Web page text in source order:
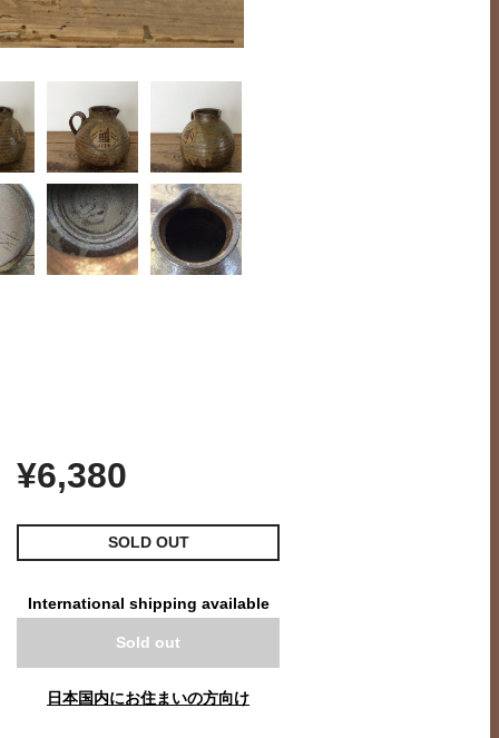
¥6,380
SOLD OUT
International shipping available
Sold out
日本国内にお住まいの方向け